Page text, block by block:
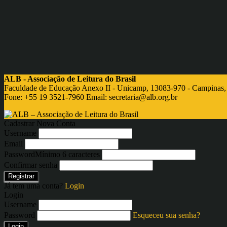
ALB - Associação de Leitura do Brasil
Faculdade de Educação Anexo II - Unicamp, 13083-970 - Campinas,
Fone: +55 19 3521-7960 Email: secretaria@alb.org.br
Cadastrar Nova Conta
Username
Email
PasswordMínimo 6 caracteres
Confirmar senha
Registrar
Já tem uma conta? Login
Login
Username
Password
Esqueceu sua senha?